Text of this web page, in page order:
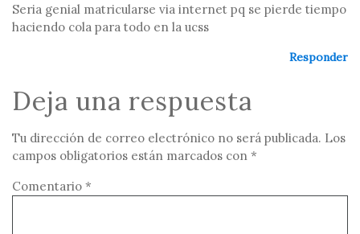
Seria genial matricularse via internet pq se pierde tiempo
haciendo cola para todo en la ucss
Responder
Deja una respuesta
Tu dirección de correo electrónico no será publicada. Los
campos obligatorios están marcados con *
Comentario *